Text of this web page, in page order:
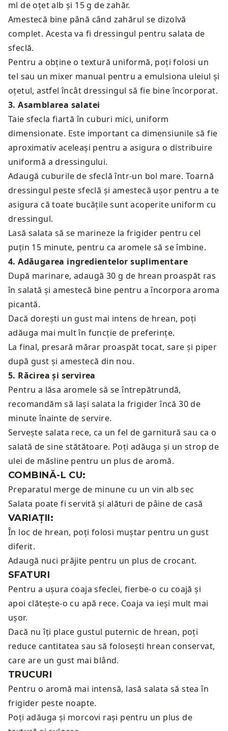
ml de oțet alb și 15 g de zahăr.
Amestecă bine până când zahărul se dizolvă
complet. Acesta va fi dressingul pentru salata de
sfeclă.
Pentru a obține o textură uniformă, poți folosi un
tel sau un mixer manual pentru a emulsiona uleiul și
oțetul, astfel încât dressingul să fie bine încorporat.
3.Asamblarea salatei
Taie sfecla fiartă în cuburi mici, uniform
dimensionate. Este important ca dimensiunile să fie
aproximativ aceleași pentru a asigura o distribuire
uniformă a dressingului.
Adaugă cuburile de sfeclă într-un bol mare. Toarnă
dressingul peste sfeclă și amestecă ușor pentru a te
asigura că toate bucățile sunt acoperite uniform cu
dressingul.
Lasă salata să se marineze la frigider pentru cel
puțin 15 minute, pentru ca aromele să se îmbine.
4.Adăugarea ingredientelor suplimentare
După marinare, adaugă 30 g de hrean proaspăt ras
în salată și amestecă bine pentru a încorpora aroma
picantă.
Dacă dorești un gust mai intens de hrean, poți
adăuga mai mult în funcție de preferințe.
La final, presară mărar proaspăt tocat, sare și piper
după gust și amestecă din nou.
5. Răcirea și servirea
Pentru a lăsa aromele să se întrepătrundă,
recomandăm să lași salata la frigider încă 30 de
minute înainte de servire.
Servește salata rece, ca un fel de garnitură sau ca o
salată de sine stătătoare. Poți adăuga și un strop de
ulei de măsline pentru un plus de aromă.
COMBINĂ-L CU:
Preparatul merge de minune cu un vin alb sec
Salata poate fi servită și alături de pâine de casă
VARIAȚII:
În loc de hrean, poți folosi muștar pentru un gust
diferit.
Adaugă nuci prăjite pentru un plus de crocant.
SFATURI
Pentru a ușura coaja sfeclei, fierbe-o cu coajă și
apoi clătește-o cu apă rece. Coaja va ieși mult mai
ușor.
Dacă nu îți place gustul puternic de hrean, poți
reduce cantitatea sau să folosești hrean conservat,
care are un gust mai blând.
TRUCURI
Pentru o aromă mai intensă, lasă salata să stea în
frigider peste noapte.
Poți adăuga și morcovi rași pentru un plus de